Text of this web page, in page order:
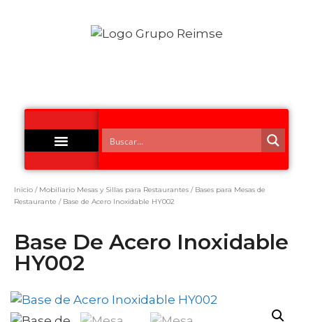
Inicio / Mobiliario Mesas y Sillas para Restaurantes / Bases para Mesas de
Restaurante / Base de Acero Inoxidable HY002
Base De Acero Inoxidable
HY002